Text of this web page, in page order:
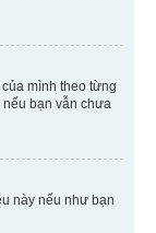
mình theo từng
bạn vẫn chưa
này nếu như bạn